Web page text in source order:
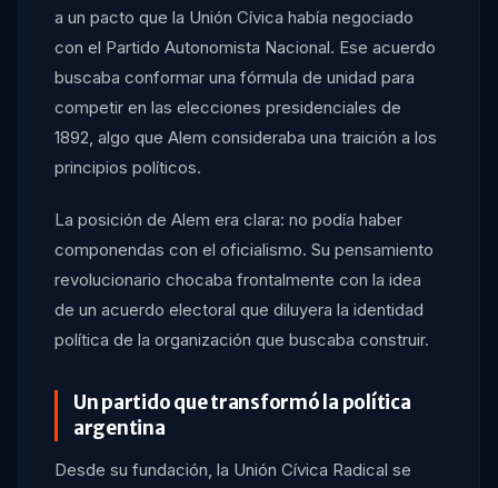
a un pacto que la Unión Cívica había negociado
con el Partido Autonomista Nacional. Ese acuerdo
buscaba conformar una fórmula de unidad para
competir en las elecciones presidenciales de
1892, algo que Alem consideraba una traición a los
principios políticos.
La posición de Alem era clara: no podía haber
componendas con el oficialismo. Su pensamiento
revolucionario chocaba frontalmente con la idea
de un acuerdo electoral que diluyera la identidad
política de la organización que buscaba construir.
Un partido que transformó la política
argentina
Desde su fundación, la Unión Cívica Radical se